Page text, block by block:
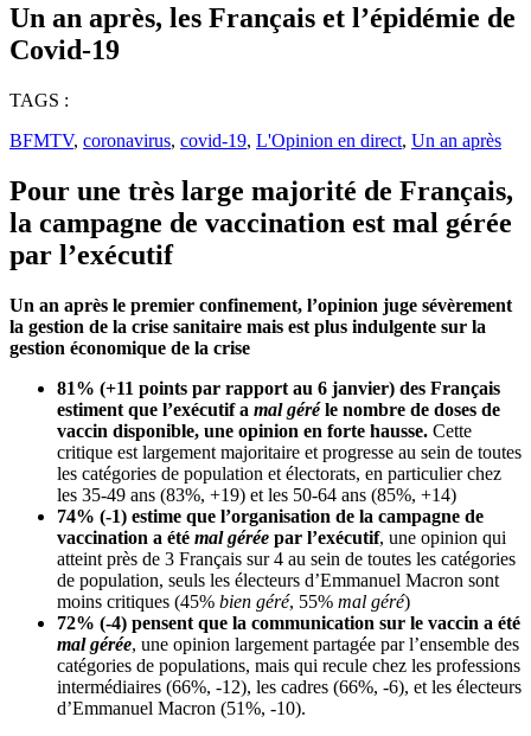
Un an après, les Français et l’épidémie de
Covid-19
TAGS :
BFMTV, coronavirus, covid-19, L'Opinion en direct, Un an après
Pour une très large majorité de Français,
la campagne de vaccination est mal gérée
par l’exécutif
Un an après le premier confinement, l’opinion juge sévèrement
la gestion de la crise sanitaire mais est plus indulgente sur la
gestion économique de la crise
81% (+11 points par rapport au 6 janvier) des Français
estiment que l’exécutif a mal géréle nombre de doses de
vaccin disponible, une opinion en forte hausse. Cette
critique est largement majoritaire et progresse au sein de toutes
les catégories de population et électorats, en particulier chez
les 35-49 ans (83%, +19) et les 50-64 ans (85%, +14)
74% (-1) estime que l’organisation de la campagne de
vaccination a été mal gérée par l’exécutif, une opinion qui
atteint près de 3 Français sur 4 au sein de toutes les catégories
de population, seuls les électeurs d’Emmanuel Macron sont
moins critiques (45% bien géré, 55% mal géré)
72% (-4) pensent que la communication sur le vaccin a été
mal gérée, une opinion largement partagée par l’ensemble des
catégories de populations, mais qui recule chez les professions
intermédiaires (66%, -12), les cadres (66%, -6), et les électeurs
d’Emmanuel Macron (51%, -10).